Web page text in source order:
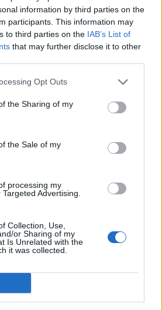
information by third parties on the
participants. This information may
to third parties on the IAB’s List of
that may further disclose it to other
Opt Outs
the Sharing of my
the Sale of my
processing my
Advertising.
Collection, Use,
or Sharing of my
Is Unrelated with the
it was collected.
visitantes usan el
sitio.
Al crear o iniciar
se almacena la
ordenador con el
conectado a su
cuenta de Google
nuevo. Mientras
permanezca con
activa y use
complementos
en otros sitios
cookies para
mejorar su
Fin